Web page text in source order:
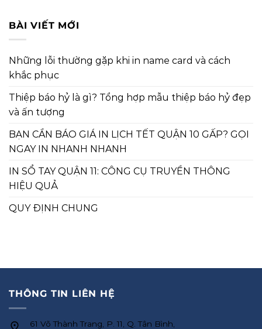
BÀI VIẾT MỚI
Những lỗi thường gặp khi in name card và cách
khắc phục
Thiệp báo hỷ là gì? Tổng hợp mẫu thiệp báo hỷ đẹp
và ấn tượng
BẠN CẦN BÁO GIÁ IN LỊCH TẾT QUẬN 10 GẤP? GỌI
NGAY IN NHANH NHANH
IN SỔ TAY QUẬN 11: CÔNG CỤ TRUYỀN THÔNG
HIỆU QUẢ
QUY ĐỊNH CHUNG
THÔNG TIN LIÊN HỆ
61 Võ Thành Trang, P. 11, Q. Tân Bình,